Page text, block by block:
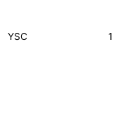
YSC 1